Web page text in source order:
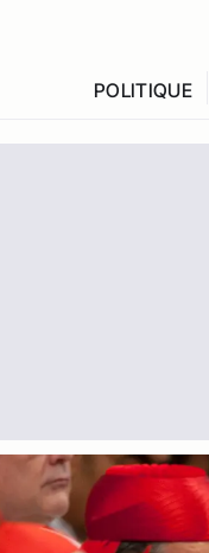
POLITIQUE